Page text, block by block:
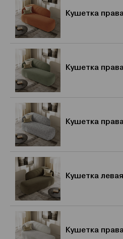
Кушетка
Кушетка
Кушетка
Кушетка
Кушетка